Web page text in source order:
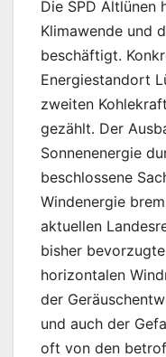
Die SPD Altlünen
Klimawende und
beschäftigt.
Energiestandort
zweiten
gezählt. Der
Sonnenenergie
beschlossene
Windenergie
aktuellen
bisher
horizontalen
der
und auch der
oft von den